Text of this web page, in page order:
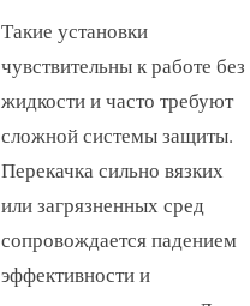
Такие установки
чувствительны к работе без
жидкости и часто требуют
сложной системы защиты.
Перекачка сильно вязких
или загрязненных сред
сопровождается падением
эффективности и